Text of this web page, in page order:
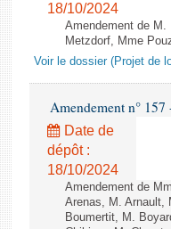
18/10/2024
Amendement de
Metzdorf, Mme
Voir le dossier (Projet de
Amendement n° 157
Date de
dépôt :
18/10/2024
Amendement de
Arenas, M. Arnault,
Boumertit, M.